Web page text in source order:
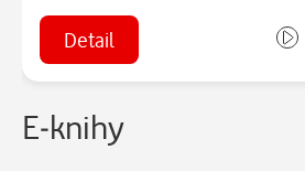
Detail
E-knihy